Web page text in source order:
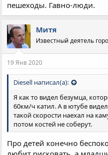
пешеходы. Гавно-люди.
Митя
Известный деятель
19 Янв 2020
Diesell написал(а):
Я как то видел безумца,
60км/ч катил. А в ютубе
такой скорости наехал на
потом костей не соберут.
Про детей конечно